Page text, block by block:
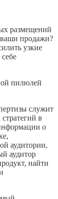
размещений
продажи?
узкие
пилюлей
служит
в
о
аудитории,
аудитор
найти